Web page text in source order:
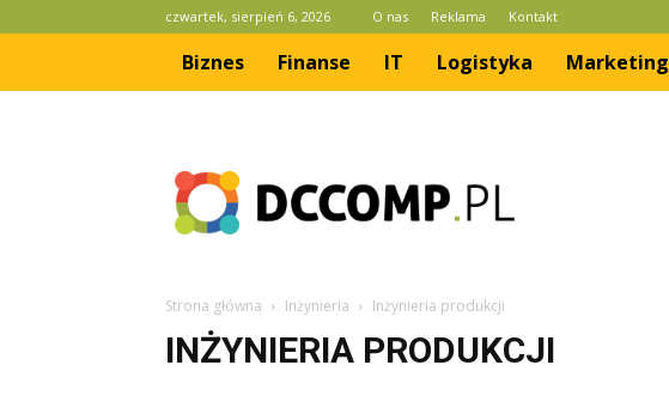
czwartek, sierpień 6, 2026 O nas Reklama Kontakt
Biznes Finanse IT Logistyka Marketing
Strona główna Inżynieria Inżynieria produkcji
INŻYNIERIA PRODUKCJI